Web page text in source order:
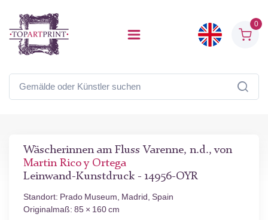
0
Wäscherinnen am Fluss Varenne, n.d., von
Martin Rico y Ortega
Leinwand-Kunstdruck - 14956-OYR
Standort: Prado Museum, Madrid, Spain
Originalmaß: 85 × 160 cm